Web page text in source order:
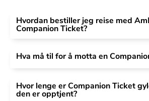
Hvordan bestiller jeg reise med
Companion Ticket?
Hva må til for å motta en
Hvor lenge er Companion Ticket
den er opptjent?